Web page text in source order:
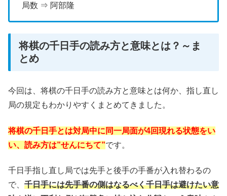
局数 ⇒ 阿部隆
将棋の千日手の読み方と意味とは？～ま
とめ
今回は、将棋の千日手の読み方と意味とは何か、指し直し
局の規定もわかりやすくまとめてきました。
将棋の千日手とは対局中に同一局面が4回現れる状態をい
い、読み方は”せんにちて”です。
千日手指し直し局では先手と後手の手番が入れ替わるの
で、 千日手には先手番の側はなるべく千日手は避けたい意